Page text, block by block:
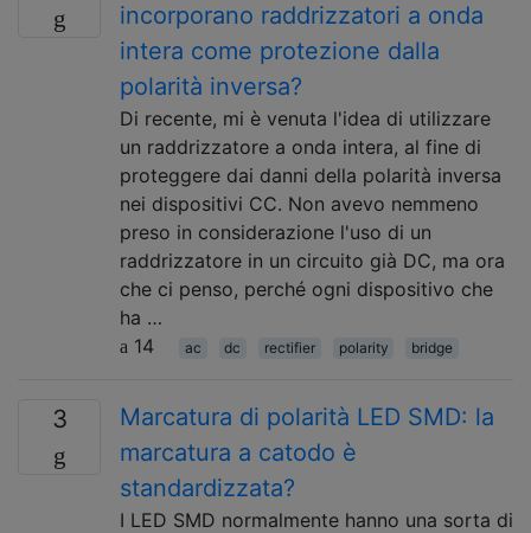
incorporano raddrizzatori a onda
intera come protezione dalla
polarità inversa?
Di recente, mi è venuta l'idea di utilizzare
un raddrizzatore a onda intera, al fine di
proteggere dai danni della polarità inversa
nei dispositivi CC. Non avevo nemmeno
preso in considerazione l'uso di un
raddrizzatore in un circuito già DC, ma ora
che ci penso, perché ogni dispositivo che
ha …
14
ac dc rectifier polarity bridge
3
Marcatura di polarità LED SMD: la
marcatura a catodo è
standardizzata?
I LED SMD normalmente hanno una sorta di